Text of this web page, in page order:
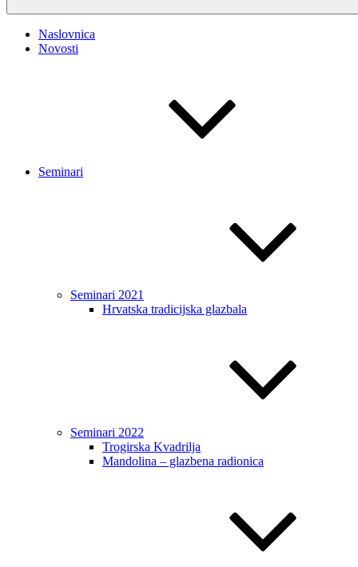
Naslovnica
Novosti
Seminari
Seminari 2021
Hrvatska tradicijska glazbala
Seminari 2022
Trogirska Kvadrilja
Mandolina – glazbena radionica